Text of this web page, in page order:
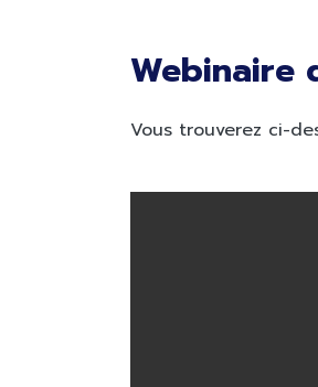
Webinaire
Vous trouverez ci-